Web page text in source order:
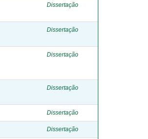
Dissertação
Dissertação
Dissertação
Dissertação
Dissertação
Dissertação